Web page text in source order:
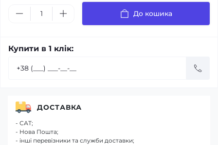
До кошика
Купити в 1 клік:
ДОСТАВКА
- САТ;
- Нова Пошта;
- інші перевізники та служби доставки;